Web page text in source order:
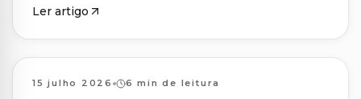
Ler artigo
Harmonizações
15 julho 2026 6 min de leitura